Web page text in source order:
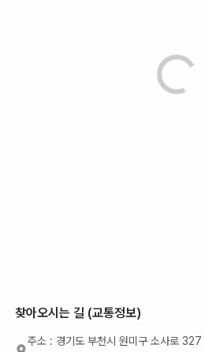
찾아오시는 길 (교통정보)
주소 : 경기도 부천시 원미구 소사로